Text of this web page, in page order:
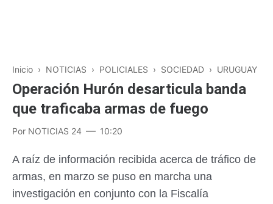
Inicio › NOTICIAS › POLICIALES › SOCIEDAD › URUGUAY
Operación Hurón desarticula banda
que traficaba armas de fuego
Por NOTICIAS 24 10:20
A raíz de información recibida acerca de tráfico de
armas, en marzo se puso en marcha una
investigación en conjunto con la Fiscalía